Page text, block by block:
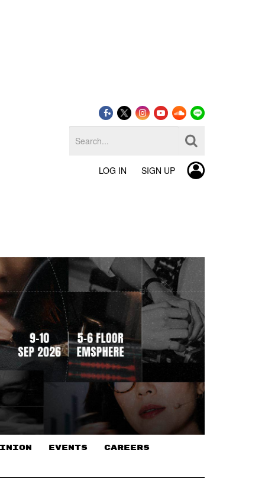
LOG IN SIGN UP
EVENTS CAREERS